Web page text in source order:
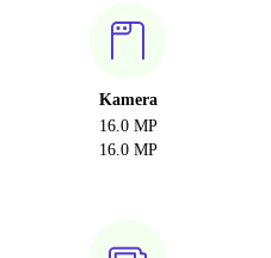
Kamera
16.0 MP
16.0 MP